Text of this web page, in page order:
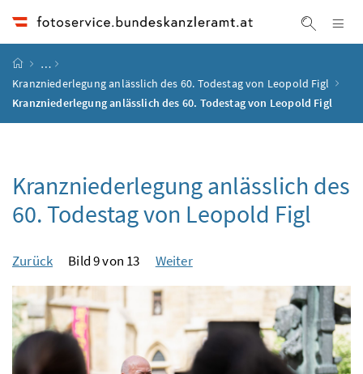
Suche
Startseite
…
Kranzniederlegung anlässlich des 60. Todestag von Leopold Figl
Kranzniederlegung anlässlich des 60. Todestag von Leopold Figl
Kranzniederlegung anlässlich des
60. Todestag von Leopold Figl
Zurück Bild 9 von 13 Weiter